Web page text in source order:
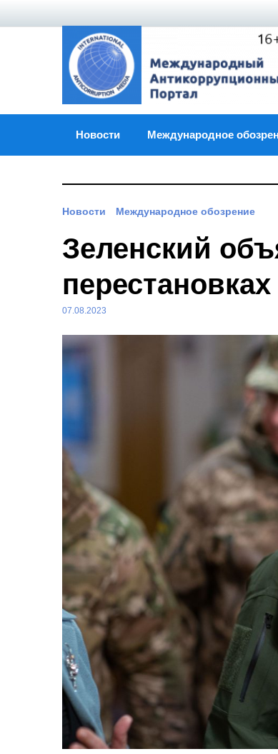
Новости Международное
Новости Международное обозрение
Зеленский
07.08.2023